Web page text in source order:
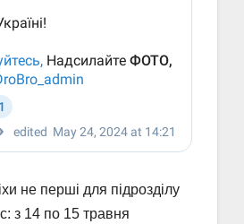
не перші для підрозділу
з 14 по 15 травня